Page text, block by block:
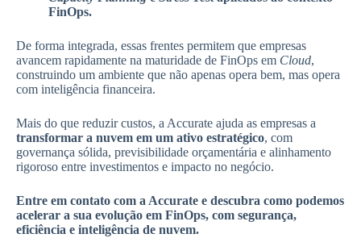
FinOps.
De forma integrada, essas frentes permitem que empresas
avancem rapidamente na maturidade de FinOps em Cloud,
construindo um ambiente que não apenas opera bem, mas opera
com inteligência financeira.
Mais do que reduzir custos, a Accurate ajuda as empresas a
transformar a nuvem em um ativo estratégico, com
governança sólida, previsibilidade orçamentária e alinhamento
rigoroso entre investimentos e impacto no negócio.
Entre em contato com a Accurate e descubra como podemos
acelerar a sua evolução em FinOps, com segurança,
eficiência e inteligência de nuvem.